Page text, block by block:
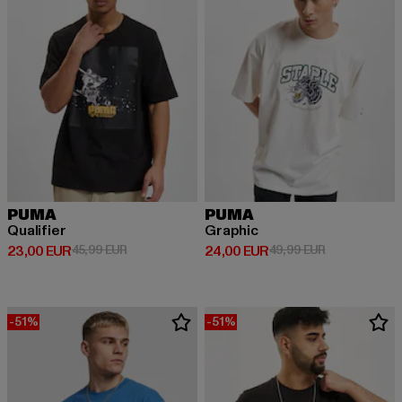
PUMA
Qualifier
23,00 EUR
Derzeitiger Preis: 23,00 EUR
45,99 EURAktionspreis: 45,99 EUR
PUMA
Graphic
24,00 EUR
Derzeitiger Preis: 24,00 EUR
49,99 EURAktionspreis:
-51% -51%